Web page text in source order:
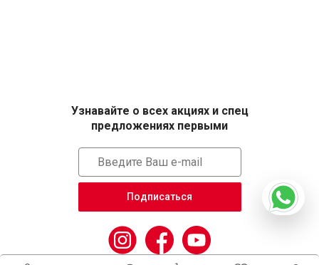
Узнавайте о всех акциях и спец
предложениях первыми
Подписаться
Всё для дома и сада
Товары для бани и сауны
Оборудование для клининга и уборки